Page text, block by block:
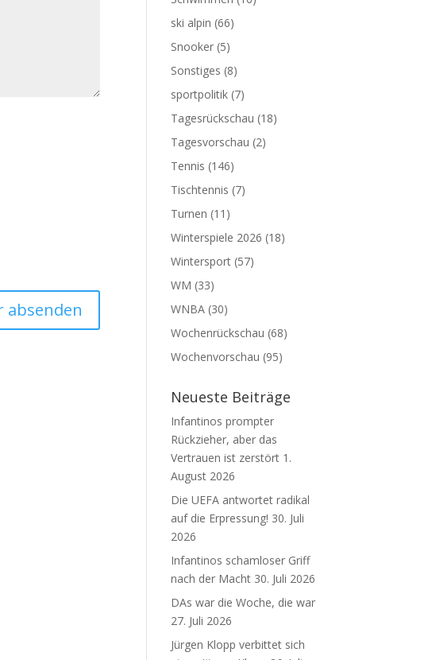
ski alpin (66)
Snooker (5)
Sonstiges (8)
sportpolitik (7)
Tagesrückschau (18)
Tagesvorschau (2)
Tennis (146)
Tischtennis (7)
Turnen (11)
Winterspiele 2026 (18)
Wintersport (57)
WM (33)
WNBA (30)
Wochenrückschau (68)
Wochenvorschau (95)
Neueste Beiträge
Infantinos prompter
Rückzieher, aber das
Vertrauen ist zerstört 1.
August 2026
Die UEFA antwortet radikal
auf die Erpressung! 30. Juli
2026
Infantinos schamloser Griff
nach der Macht 30. Juli 2026
DAs war die Woche, die war
27. Juli 2026
Jürgen Klopp verbittet sich